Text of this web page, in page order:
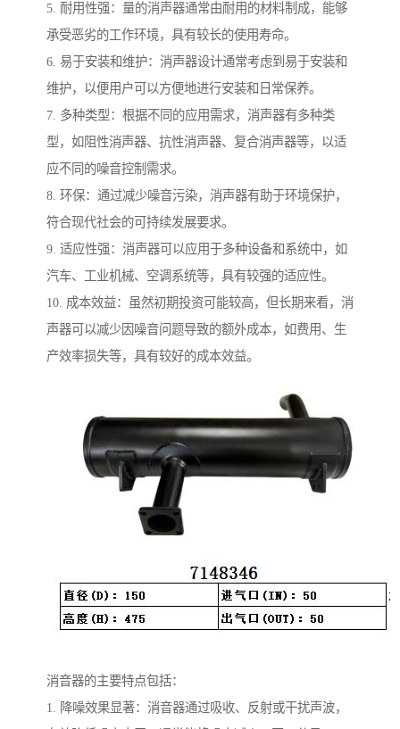
5. 耐用性强：量的消声器通常由耐用的材料制成，能够
承受恶劣的工作环境，具有较长的使用寿命。
6. 易于安装和维护：消声器设计通常考虑到易于安装和
维护，以便用户可以方便地进行安装和日常保养。
7. 多种类型：根据不同的应用需求，消声器有多种类
型，如阻性消声器、抗性消声器、复合消声器等，以适
应不同的噪音控制需求。
8. 环保：通过减少噪音污染，消声器有助于环境保护，
符合现代社会的可持续发展要求。
9. 适应性强：消声器可以应用于多种设备和系统中，如
汽车、工业机械、空调系统等，具有较强的适应性。
10. 成本效益：虽然初期投资可能较高，但长期来看，消
声器可以减少因噪音问题导致的额外成本，如费用、生
产效率损失等，具有较好的成本效益。
消音器的主要特点包括：
1. 降噪效果显著：消音器通过吸收、反射或干扰声波，